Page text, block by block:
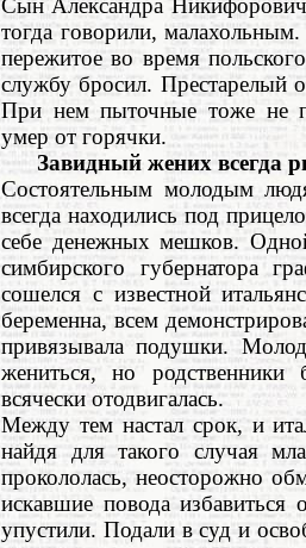
Сын Александра
тогда говорили,
пережитое во время
службу бросил. Престарелый
При нем пыточные тоже не
умер от горячки.
Завидный жених всегда
Состоятельным молодым
всегда находились под
себе денежных мешков.
симбирского губернатора
сошелся с известной
беременна, всем
привязывала подушки.
жениться, но родственники
всячески отодвигалась.
Между тем настал срок, и
найдя для такого случая
прокололась, неосторожно
искавшие повода избавиться
упустили. Подали в суд и